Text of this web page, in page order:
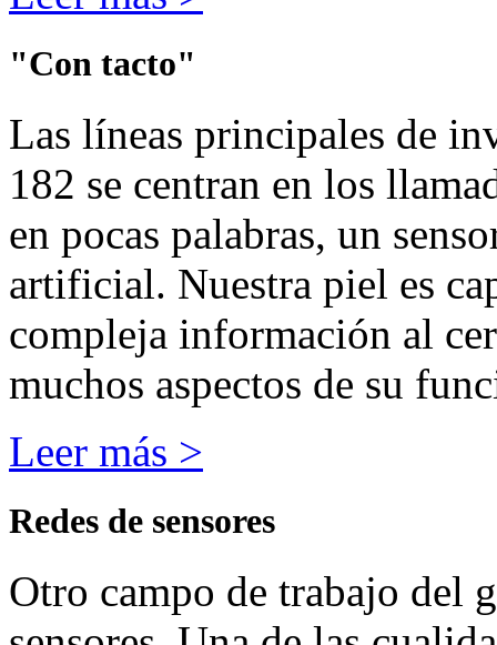
"Con tacto"
Las líneas principales de
182 se centran en los
en pocas palabras, un
artificial. Nuestra piel es
compleja información al
muchos aspectos de su
Leer más >
Redes de sensores
Otro campo de trabajo del